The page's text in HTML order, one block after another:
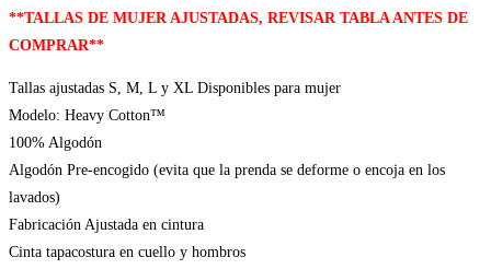
**TALLAS DE MUJER AJUSTADAS, REVISAR TABLA ANTES DE
COMPRAR**
Tallas ajustadas S, M, L y XL Disponibles para mujer
Modelo: Heavy Cotton™
100% Algodón
Algodón Pre-encogido (evita que la prenda se deforme o encoja en los
lavados)
Fabricación Ajustada en cintura
Cinta tapacostura en cuello y hombros